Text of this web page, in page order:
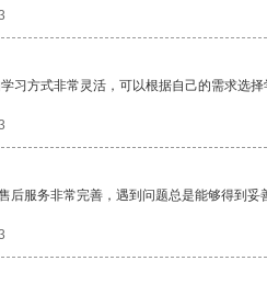
习方式非常灵活，可以根据自己的需求选择
后服务非常完善，遇到问题总是能够得到妥